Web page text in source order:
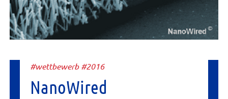
#wettbewerb #2016
NanoWired